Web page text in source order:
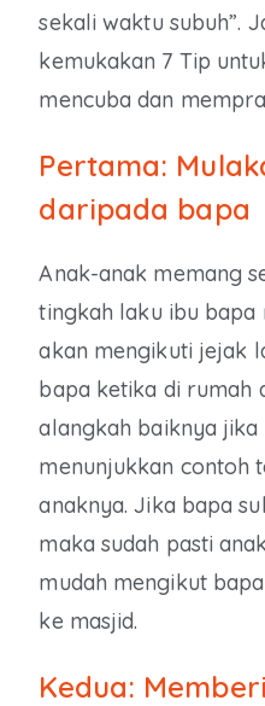
sekali waktu subuh”.
kemukakan 7 Tip
mencuba dan
Pertama:
daripada bapa
Anak-anak memang
tingkah laku ibu bapa
akan mengikuti jejak
bapa ketika di rumah
alangkah baiknya
menunjukkan contoh
anaknya. Jika bapa
maka sudah pasti
mudah mengikut
ke masjid.
Kedua: